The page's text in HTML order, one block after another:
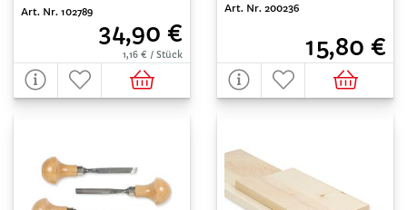
Art. Nr. 102789
34,90 €
1,16 € / Stück
Art. Nr. 200236
15,80 €